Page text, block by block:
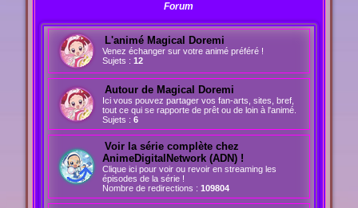
Forum
L'animé Magical Doremi
Venez échanger sur votre animé préféré !
Sujets : 12
Autour de Magical Doremi
Ici vous pouvez partager vos fan-arts, sites, bref,
tout ce qui se rapporte de prêt ou de loin à l'animé.
Sujets : 6
Voir la série complète chez
AnimeDigitalNetwork (ADN) !
Clique ici pour voir ou revoir en streaming les
épisodes de la série !
Nombre de redirections : 109804